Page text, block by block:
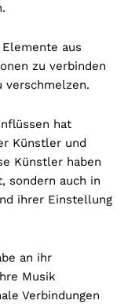
aus
zu verbinden
verschmelzen.
hat
Künstler und
Künstler haben
sondern auch in
ihrer Einstellung
an ihr
Musik
Verbindungen